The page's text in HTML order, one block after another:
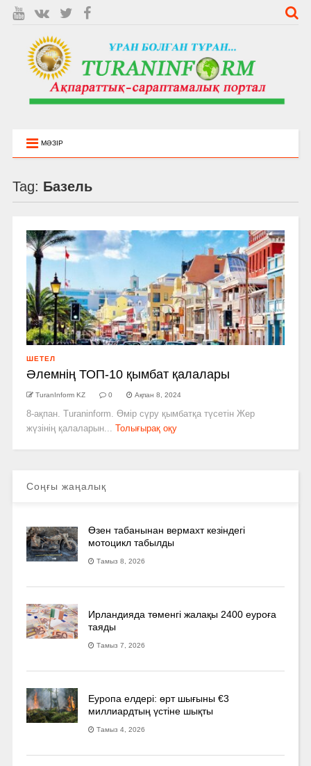
МӘЗІР
Tag: Базель
ШЕТЕЛ
Әлемнің ТОП-10 қымбат қалалары
TuranInform KZ 0 Ақпан 8, 2024
8-ақпан. Turaninform. Өмір сүру қымбатқа түсетін Жер
жүзінің қалаларын...
Толығырақ оқу
Соңғы жаңалық
Өзен табанынан вермахт кезіндегі
мотоцикл табылды
Тамыз 8, 2026
Ирландияда төменгі жалақы 2400 еуроға
таяды
Тамыз 7, 2026
Еуропа елдері: өрт шығыны €3
миллиардтың үстіне шықты
Тамыз 4, 2026